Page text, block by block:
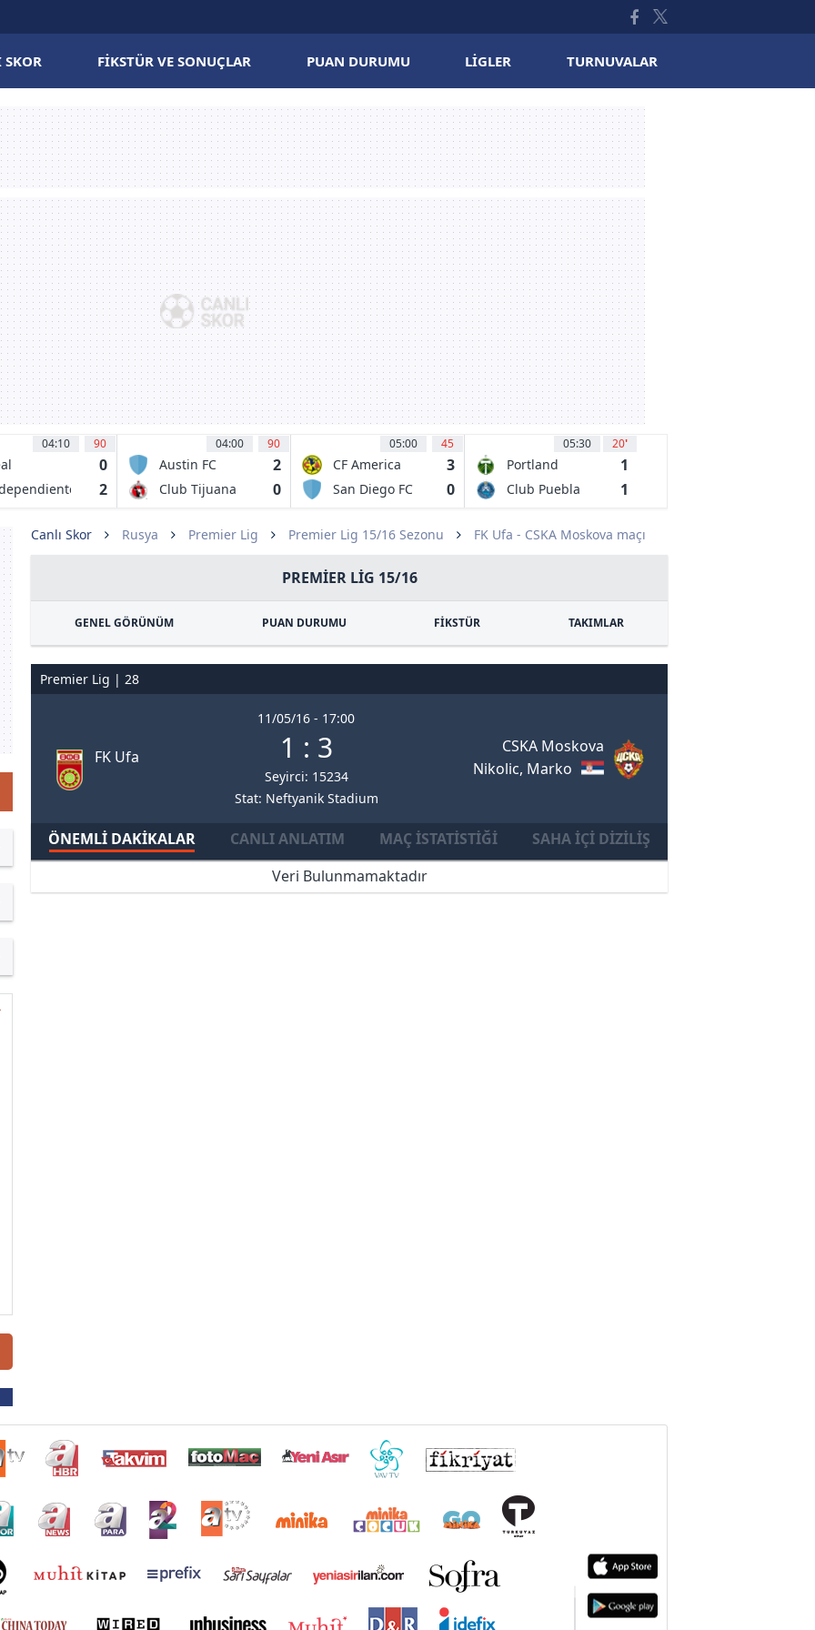
SKOR FIKSTÜR VE SONUÇLAR PUAN DURUMU LIGLER TURNUVALAR
04:10 90
FC
0
2
04:00 90
Austin FC 2
Club Tijuana
0
05:00 45
CF America 3
San Diego FC 0
05:30 20'
Portland
Timbers
1
Club Puebla 1
Canlı Skor Rusya Premier Lig Premier Lig 15/16 Sezonu FK Ufa - CSKA Moskova maçı
PREMIER LIG 15/16
GENEL GÖRÜNÜM PUAN DURUMU FİKSTÜR TAKIMLAR
Premier Lig | 28
FK Ufa
11/05/16 - 17:00
1 : 3
Seyirci: 15234
Stat: Neftyanik Stadium
CSKA Moskova
Nikolic, Marko
ÖNEMLI DAKIKALAR CANLI ANLATIM MAÇ İSTATISTIĞI
SAHA İÇI DIZILIŞ
Veri Bulunmamaktadır